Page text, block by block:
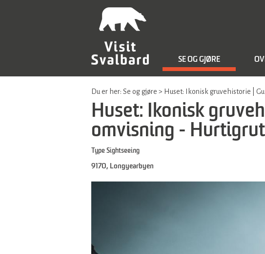
SE OG GJØRE
Du er her: Se og gjøre > Huset: Ikonisk gruvehistorie |
Huset: Ikonisk
omvisning -
Type Sightseeing
9170, Longyearbyen